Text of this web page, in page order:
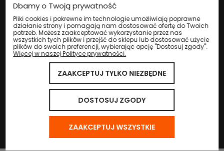
Nadzór nad obrotem produktami
leczniczymi weterynaryjnymi sprawuje
Wojewódzki Inspektorat Weterynarii w
Katowicach.
© 2024 Eco Life Group. Wszystkie prawa zastrzeżone.
Dbamy o Twoją prywatność
Pliki cookies i pokrewne im technologie umożliwiają poprawne
działanie strony i pomagają nam dostosować ofertę do Twoich
potrzeb. Możesz zaakceptować wykorzystanie przez nas
wszystkich tych plików i przejść do sklepu lub dostosować użycie
plików do swoich preferencji, wybierając opcję "Dostosuj zgody".
Więcej w naszej Polityce prywatności.
ZAAKCEPTUJ TYLKO NIEZBĘDNE
DOSTOSUJ ZGODY
ZAAKCEPTUJ WSZYSTKIE